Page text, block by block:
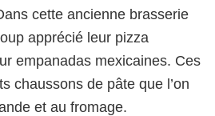
cette ancienne brasserie
apprécié leur pizza
empanadas mexicaines. Ces
chaussons de pâte que l’on
et au fromage.